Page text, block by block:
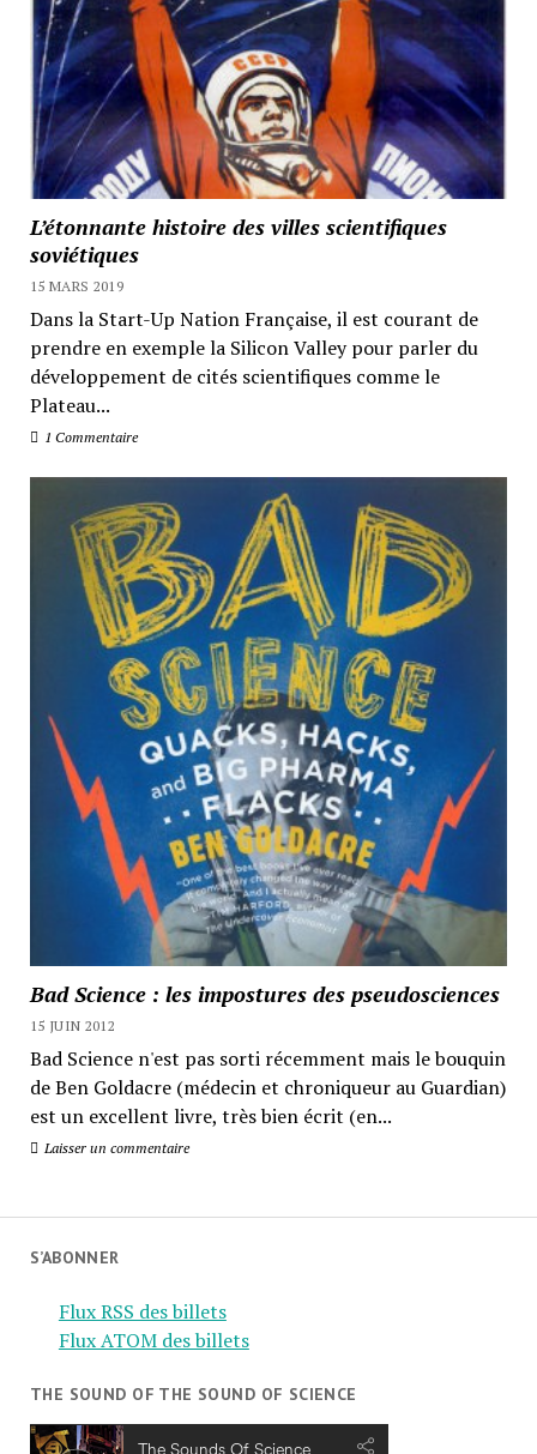
L’étonnante histoire des villes scientifiques
soviétiques
15 MARS 2019
Dans la Start-Up Nation Française, il est courant de
prendre en exemple la Silicon Valley pour parler du
développement de cités scientifiques comme le
Plateau...
1 Commentaire
Bad Science : les impostures des pseudosciences
15 JUIN 2012
Bad Science n'est pas sorti récemment mais le bouquin
de Ben Goldacre (médecin et chroniqueur au Guardian)
est un excellent livre, très bien écrit (en...
Laisser un commentaire
S’ABONNER
Flux RSS des billets
Flux ATOM des billets
THE SOUND OF THE SOUND OF SCIENCE